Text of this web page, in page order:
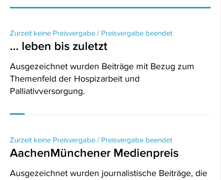
Zurzeit keine Preisvergabe / Preisvergabe beendet
... leben bis zuletzt
Ausgezeichnet wurden Beiträge mit Bezug zum
Themenfeld der Hospizarbeit und
Palliativversorgung.
Zurzeit keine Preisvergabe / Preisvergabe beendet
AachenMünchener Medienpreis
Ausgezeichnet wurden journalistische Beiträge, die